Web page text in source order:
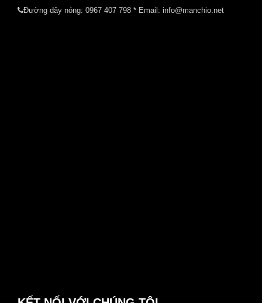
Đường dây nóng: 0967 407 798 * Email: info@manchio.net